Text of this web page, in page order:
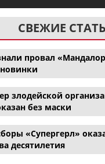
СВЕЖИЕ
провал
злодейской
без маски
«Супергерл»
десятилетия